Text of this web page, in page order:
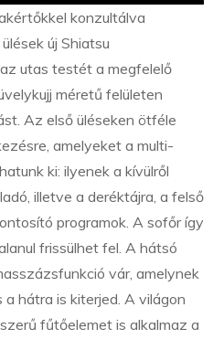
konzultálva
új Shiatsu
utas testét a megfelelő
méretű felületen
Az első üléseken ötféle
amelyeket a multi-
ki: ilyenek a kívülről
illetve a deréktájra, a felső
programok. A sofőr így
frissülhet fel. A hátsó
vár, amelynek
hátra is kiterjed. A világon
fűtőelemet is alkalmaz a